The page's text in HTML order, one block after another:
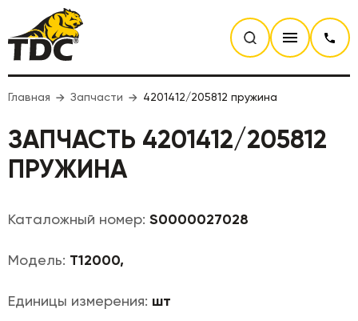
Главная Запчасти 4201412/205812 пружина
ЗАПЧАСТЬ 4201412/205812
ПРУЖИНА
Каталожный номер: S0000027028
Модель: T12000,
Единицы измерения: шт